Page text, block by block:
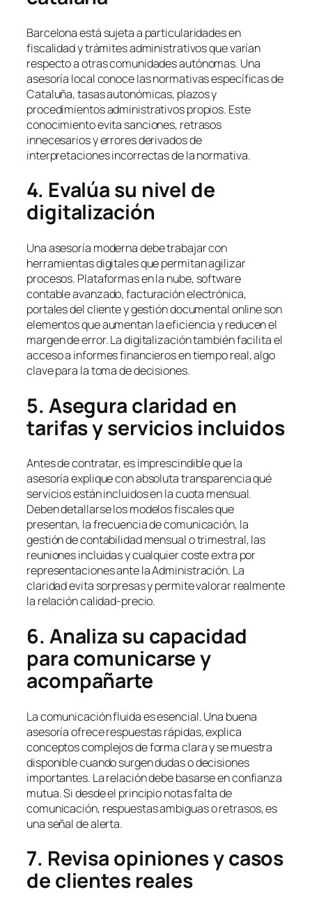
Barcelona está sujeta a particularidades en
fiscalidad y trámites administrativos que varían
respecto a otras comunidades autónomas. Una
asesoría local conoce las normativas específicas de
Cataluña, tasas autonómicas, plazos y
procedimientos administrativos propios. Este
conocimiento evita sanciones, retrasos
innecesarios y errores derivados de
interpretaciones incorrectas de la normativa.
4. Evalúa su nivel de
digitalización
Una asesoría moderna debe trabajar con
herramientas digitales que permitan agilizar
procesos. Plataformas en la nube, software
contable avanzado, facturación electrónica,
portales del cliente y gestión documental online son
elementos que aumentan la eficiencia y reducen el
margen de error. La digitalización también facilita el
acceso a informes financieros en tiempo real, algo
clave para la toma de decisiones.
5. Asegura claridad en
tarifas y servicios incluidos
Antes de contratar, es imprescindible que la
asesoría explique con absoluta transparencia qué
servicios están incluidos en la cuota mensual.
Deben detallarse los modelos fiscales que
presentan, la frecuencia de comunicación, la
gestión de contabilidad mensual o trimestral, las
reuniones incluidas y cualquier coste extra por
representaciones ante la Administración. La
claridad evita sorpresas y permite valorar realmente
la relación calidad-precio.
6. Analiza su capacidad
para comunicarse y
acompañarte
La comunicación fluida es esencial. Una buena
asesoría ofrece respuestas rápidas, explica
conceptos complejos de forma clara y se muestra
disponible cuando surgen dudas o decisiones
importantes. La relación debe basarse en confianza
mutua. Si desde el principio notas falta de
comunicación, respuestas ambiguas o retrasos, es
una señal de alerta.
7. Revisa opiniones y casos
de clientes reales